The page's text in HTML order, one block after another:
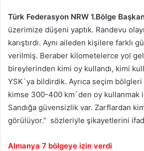
Türk Federasyon NRW 1.Bölge
üzerimize düşeni yaptık. Randevu
karıştırdı. Aynı aileden kişilere farklı
verilmiş. Beraber kilometelerce yol
bireylerinden kimi oy kullandı, kimi
YSK`ya bildirdik. Ayrıca seçim
kimse 300-400 km`den oy kullanmak
Sandığa güvensizlik var. Zarflardan
görülüyor.” sözleriyle şikayetlerini
Almanya 7 bölgeye izin verdi